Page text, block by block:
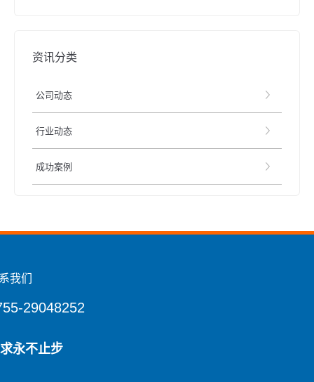
资讯分类
公司动态
行业动态
成功案例
我们
29048252
永不止步